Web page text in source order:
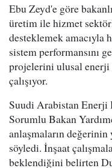
Ebu Zeyd'e göre
üretim ile hizmet
desteklemek amacıyla
sistem performansını
projelerini ulusal
çalışıyor.
Suudi Arabistan Enerji
Sorumlu Bakan
anlaşmaların
söyledi. İnşaat
beklendiğini belirten